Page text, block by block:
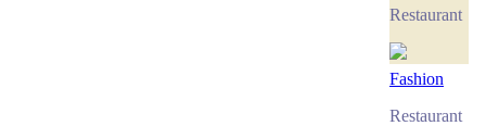
Restaurant
Fashion
Restaurant